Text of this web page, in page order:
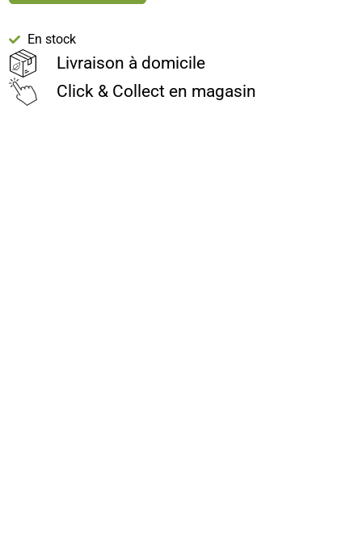
En stock
Livraison à domicile
Click & Collect en magasin